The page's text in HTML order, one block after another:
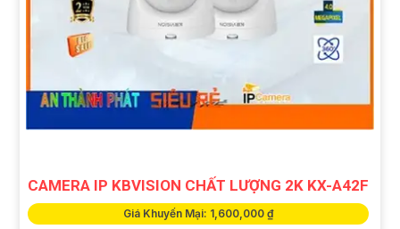
CAMERA IP KBVISION CHẤT LƯỢNG 2K KX-A42F
Giá Khuyến Mại: 1,600,000 ₫